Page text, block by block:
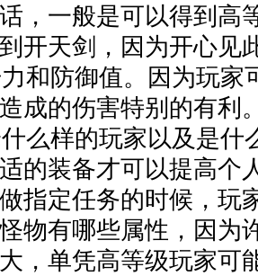
，一般是可以得到高
开天剑，因为开心见
和防御值。因为玩家
成的伤害特别的有利
么样的玩家以及是什
的装备才可以提高个
指定任务的时候，玩
物有哪些属性，因为
，单凭高等级玩家可